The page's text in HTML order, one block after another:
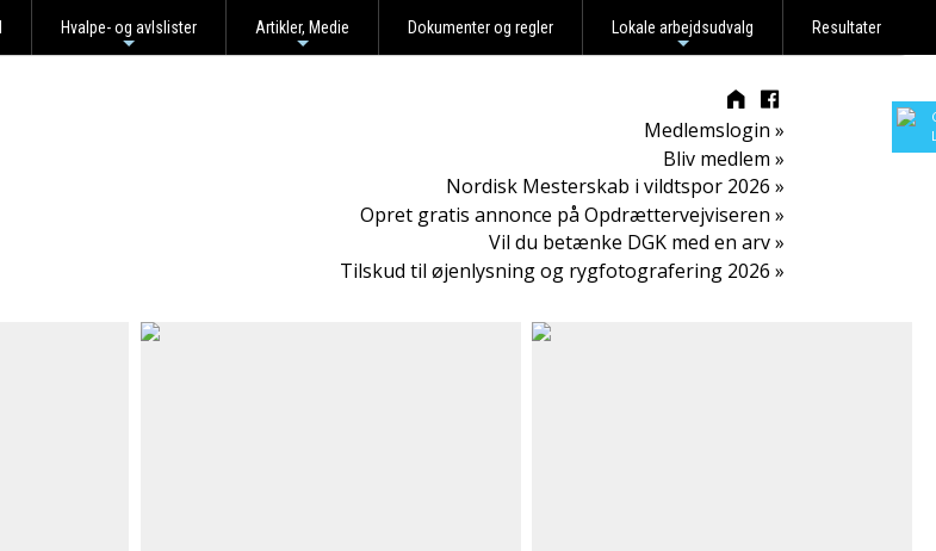
Hvalpe- og avlslister Artikler, Medie Dokumenter og regler Lokale arbejdsudvalg Resultater
Medlemslogin »
Bliv medlem »
Nordisk Mesterskab i vildtspor 2026 »
Opret gratis annonce på Opdrættervejviseren »
Vil du betænke DGK med en arv »
Tilskud til øjenlysning og rygfotografering 2026 »